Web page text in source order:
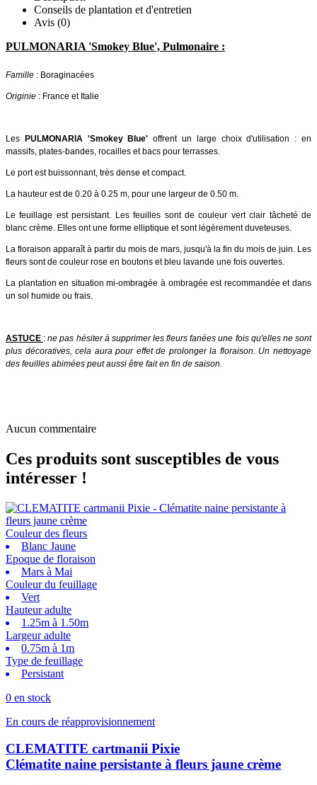
Conseils de plantation et d'entretien
Avis (0)
PULMONARIA 'Smokey Blue', Pulmonaire :
Famille : Boraginacées
Originie : France et Italie
Les PULMONARIA 'Smokey Blue'offrent un large choix d'utilisation : en
massifs, plates-bandes, rocailles et bacs pour terrasses.
Le port est buissonnant, très dense et compact.
La hauteur est de 0.20 à 0.25 m, pour une largeur de 0.50 m.
Le feuillage est persistant. Les feuilles sont de couleur vert clair tâcheté de
blanc crème. Elles ont une forme elliptique et sont légèrement duveteuses.
La floraison apparaît à partir du mois de mars, jusqu'à la fin du mois de juin. Les
fleurs sont de couleur rose en boutons et bleu lavande une fois ouvertes.
La plantation en situation mi-ombragée à ombragée est recommandée et dans
un sol humide ou frais.
ASTUCE : ne pas hésiter à supprimer les fleurs fanées une fois qu'elles ne sont
plus décoratives, cela aura pour effet de prolonger la floraison. Un nettoyage
des feuilles abimées peut aussi être fait en fin de saison.
Aucun commentaire
Ces produits sont susceptibles de vous
intéresser !
Couleur des fleurs
Blanc Jaune
Epoque de floraison
Mars à Mai
Couleur du feuillage
Vert
Hauteur adulte
1.25m à 1.50m
Largeur adulte
0.75m à 1m
Type de feuillage
Persistant
0 en stock
En cours de réapprovisionnement
CLEMATITE cartmanii Pixie
Clématite naine persistante à fleurs jaune crème